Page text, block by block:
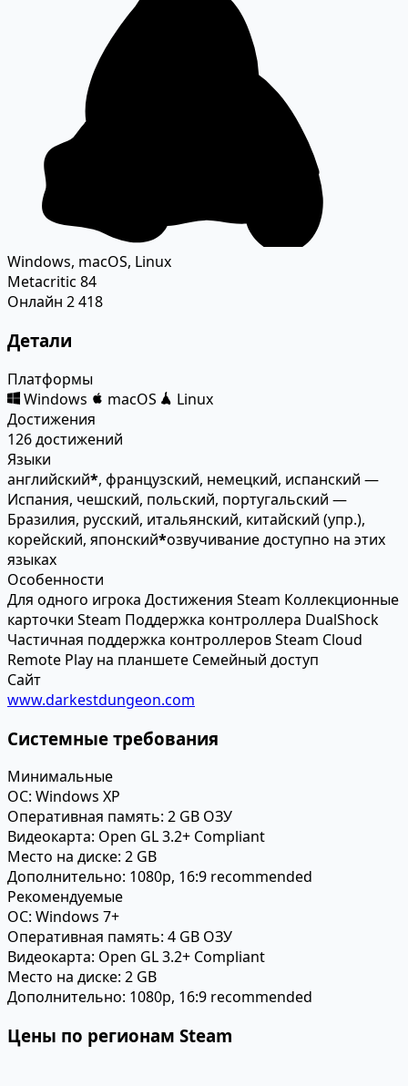
Windows, macOS, Linux
Metacritic 84
Онлайн 2 418
Детали
Платформы
Windows
macOS
Linux
Достижения
126 достижений
Языки
английский*, французский, немецкий, испанский —
Испания, чешский, польский, португальский —
Бразилия, русский, итальянский, китайский (упр.),
корейский, японский*озвучивание доступно на этих
языках
Особенности
Для одного игрока Достижения Steam Коллекционные
карточки Steam Поддержка контроллера DualShock
Частичная поддержка контроллеровSteam Cloud
Remote Play на планшете Семейный доступ
Сайт
www.darkestdungeon.com
Системные требования
Минимальные
ОС: Windows XP
Оперативная память: 2 GB ОЗУ
Видеокарта: Open GL 3.2+ Compliant
Место на диске: 2 GB
Дополнительно: 1080p, 16:9 recommended
Рекомендуемые
ОС: Windows 7+
Оперативная память: 4 GB ОЗУ
Видеокарта: Open GL 3.2+ Compliant
Место на диске: 2 GB
Дополнительно: 1080p, 16:9 recommended
Цены по регионам Steam